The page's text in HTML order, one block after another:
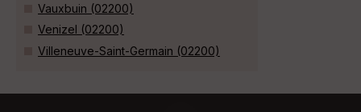
Vauxbuin (02200)
Venizel (02200)
Villeneuve-Saint-Germain (02200)